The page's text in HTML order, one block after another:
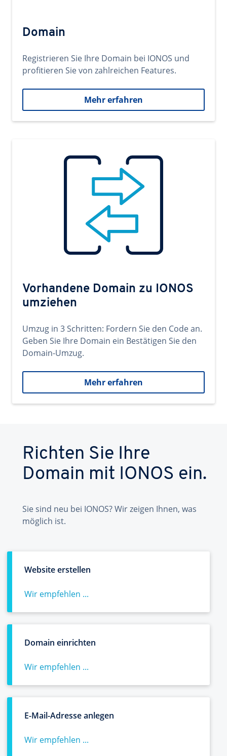
Domain
Registrieren Sie Ihre Domain bei IONOS und
profitieren Sie von zahlreichen Features.
Mehr erfahren
Vorhandene Domain zu IONOS
umziehen
Umzug in 3 Schritten: Fordern Sie den Code an.
Geben Sie Ihre Domain ein Bestätigen Sie den
Domain-Umzug.
Mehr erfahren
Richten Sie Ihre
Domain mit IONOS ein.
Sie sind neu bei IONOS? Wir zeigen Ihnen, was
möglich ist.
Website erstellen
Wir empfehlen ...
Domain einrichten
Wir empfehlen ...
E-Mail-Adresse anlegen
Wir empfehlen ...